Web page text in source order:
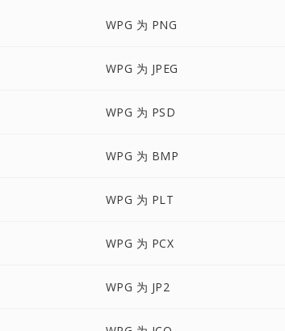
WPG 为 PNG
WPG 为 JPEG
WPG 为 PSD
WPG 为 BMP
WPG 为 PLT
WPG 为 PCX
WPG 为 JP2